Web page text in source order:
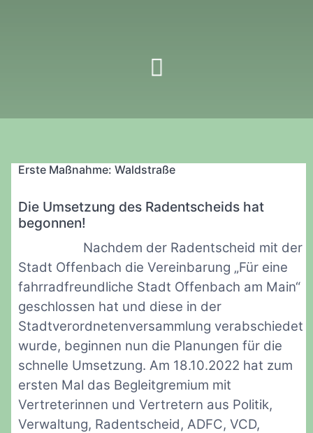
Erste Maßnahme: Waldstraße
Die Umsetzung des Radentscheids hat
begonnen!
Nachdem der Radentscheid mit der
Stadt Offenbach die Vereinbarung „Für eine
fahrradfreundliche Stadt Offenbach am Main“
geschlossen hat und diese in der
Stadtverordnetenversammlung verabschiedet
wurde, beginnen nun die Planungen für die
schnelle Umsetzung. Am 18.10.2022 hat zum
ersten Mal das Begleitgremium mit
Vertreterinnen und Vertretern aus Politik,
Verwaltung, Radentscheid, ADFC, VCD,